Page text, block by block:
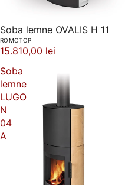
Soba lemne OVALIS H 11
ROMOTOP
15.810,00 lei
Soba
lemne
LUGO
N
04
A